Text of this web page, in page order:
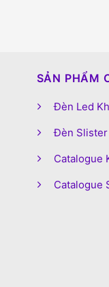
SẢN PHẨM
Đèn Led
Đèn Slister
Catalogue
Catalogue